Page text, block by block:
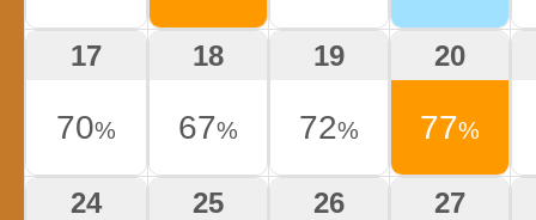
17
70%
18
67%
19
72%
20
77%
24 25 26 27